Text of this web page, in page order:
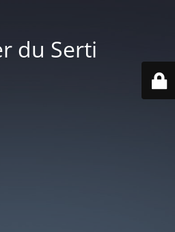
du Serti